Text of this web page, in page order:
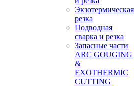
Экзотермическая
резка
Подводная
сварка и резка
Запасные части
ARC GOUGING
&
EXOTHERMIC
CUTTING